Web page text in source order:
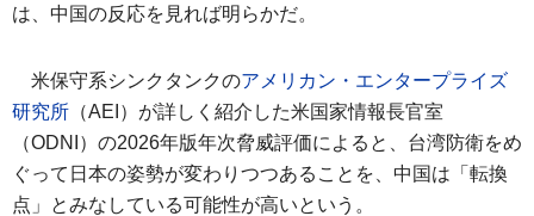
は、中国の反応を見れば明らかだ。
米保守系シンクタンクのアメリカン・エンタープライズ
研究所 （AEI）が詳しく紹介した米国家情報長官室
（ODNI）の2026年版年次脅威評価によると、台湾防衛をめ
ぐって日本の姿勢が変わりつつあることを、中国は「転換
点」とみなしている可能性が高いという。